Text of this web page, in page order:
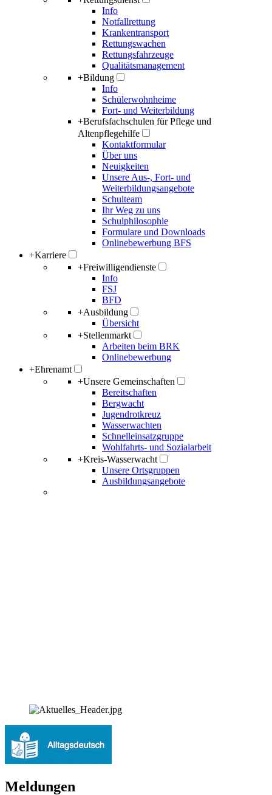
Info
Notfallrettung
Krankentransport
Rettungswachen
Rettungsfahrzeuge
Qualitätsmanagement
+Bildung
Info
Schülerwohnheime
Fort- und Weiterbildung
+Berufsfachschulen für Pflege und
Altenpflegehilfe
Kontaktformular
Über uns
Neuigkeiten
Unsere Aus-, Fort- und
Weiterbildungsangebote
Schulteam
Ihr Weg zu uns
Schulphilosophie
Formulare und Downloads
Onlinebewerbung BFS
+Karriere
+Freiwilligendienste
Info
FSJ
BFD
+Ausbildung
Übersicht
+Stellenmarkt
Arbeiten beim BRK
Onlinebewerbung
+Ehrenamt
+Unsere Gemeinschaften
Bereitschaften
Bergwacht
Jugendrotkreuz
Wasserwachten
Schnelleinsatzgruppe
Wohlfahrts- und Sozialarbeit
+Kreis-Wasserwacht
Unsere Ortsgruppen
Ausbildungsangebote
Meldungen